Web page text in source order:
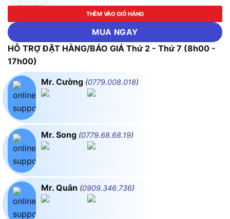
THÊM VÀO GIỎ HÀNG
MUA NGAY
HỖ TRỢ ĐẶT HÀNG/BÁO GIÁ Thứ 2 - Thứ 7 (8h00 -
17h00)
Mr. Cường (0779.008.018)
Mr. Song (0779.68.68.19)
Mr. Quân (0909.346.736)